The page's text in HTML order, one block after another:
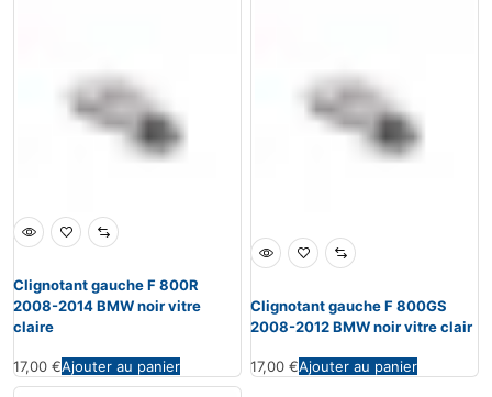
Clignotant gauche F 800R
2008-2014 BMW noir vitre
claire
17,00 €Ajouter au panier
Clignotant gauche F 800GS
2008-2012 BMW noir vitre clair
17,00 €Ajouter au panier